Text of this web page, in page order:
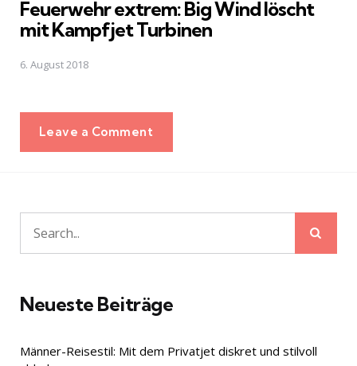
Feuerwehr extrem: Big Wind löscht
mit Kampfjet Turbinen
6. August 2018
Leave a Comment
Search
for:
Neueste Beiträge
Männer-Reisestil: Mit dem Privatjet diskret und stilvoll